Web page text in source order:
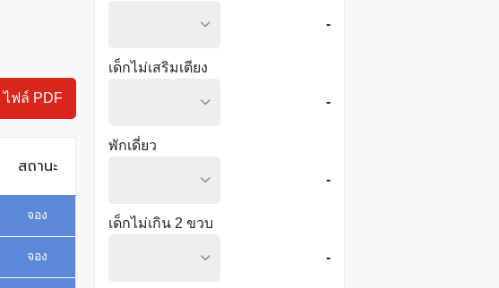
-
เด็กไม่เสริมเตียง
-
พักเดี่ยว
-
เด็กไม่เกิน 2 ขวบ
-
ไฟล์ PDF
สถานะ
Available
จอง
Available
จอง